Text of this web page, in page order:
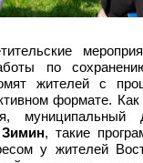
по сохранению
жителей с
формате.
муниципальный
, такие
у жителей